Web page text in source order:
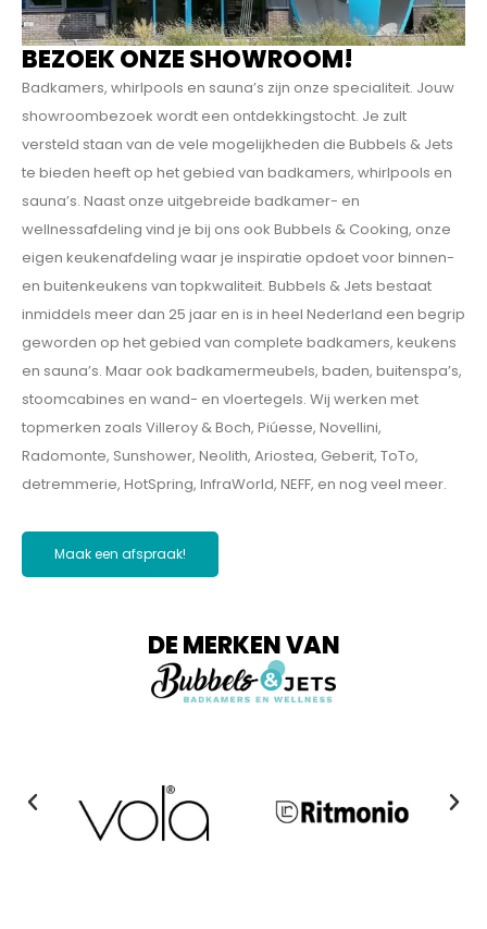
BEZOEK ONZE SHOWROOM!
Badkamers, whirlpools en sauna’s zijn onze specialiteit. Jouw
showroombezoek wordt een ontdekkings­tocht. Je zult
versteld staan van de vele mogelijkheden die Bubbels & Jets
te bieden heeft op het gebied van badkamers, whirlpools en
sauna’s. Naast onze uitgebreide badkamer- en
wellnessafdeling vind je bij ons ook Bubbels & Cooking, onze
eigen keukenafdeling waar je inspiratie opdoet voor binnen-
en buitenkeukens van topkwaliteit. Bubbels & Jets bestaat
inmiddels meer dan 25 jaar en is in heel Nederland een begrip
geworden op het gebied van complete badkamers, keukens
en sauna’s. Maar ook badkamermeubels, baden, buitenspa’s,
stoomcabines en wand- en vloertegels. Wij werken met
topmerken zoals Villeroy & Boch, Piúesse, Novellini,
Radomonte, Sunshower, Neolith, Ariostea, Geberit, ToTo,
detremmerie, HotSpring, InfraWorld, NEFF, en nog veel meer.
Maak een afspraak!
DE MERKEN VAN